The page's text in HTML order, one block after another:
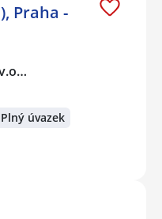
Praha -
Plný úvazek